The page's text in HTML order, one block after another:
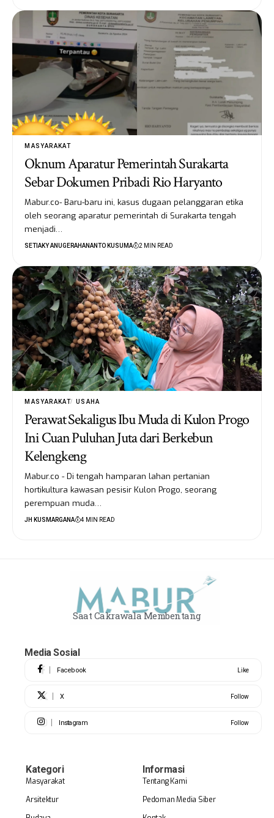
MASYARAKAT
Oknum Aparatur Pemerintah Surakarta
Sebar Dokumen Pribadi Rio Haryanto
Mabur.co- Baru-baru ini, kasus dugaan pelanggaran etika
oleh seorang aparatur pemerintah di Surakarta tengah
menjadi…
SETIAKY ANUGERAHANANTO KUSUMA 2 MIN READ
MASYARAKAT USAHA
Perawat Sekaligus Ibu Muda di Kulon Progo
Ini Cuan Puluhan Juta dari Berkebun
Kelengkeng
Mabur.co - Di tengah hamparan lahan pertanian
hortikultura kawasan pesisir Kulon Progo, seorang
perempuan muda…
JH KUSMARGANA 4 MIN READ
Saat Cakrawala Membentang
Media Sosial
Facebook Like
X Follow
Instagram Follow
Kategori
Masyarakat
Arsitektur
Informasi
Tentang Kami
Pedoman Media Siber